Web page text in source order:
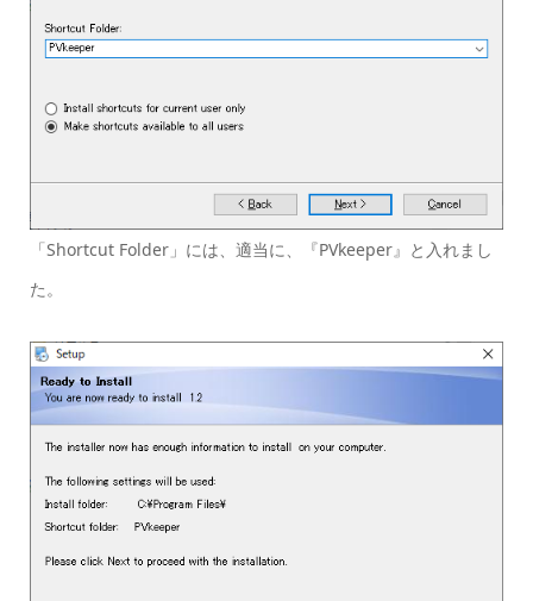
「Shortcut Folder」には、適当に、『PVkeeper』と入れまし
た。